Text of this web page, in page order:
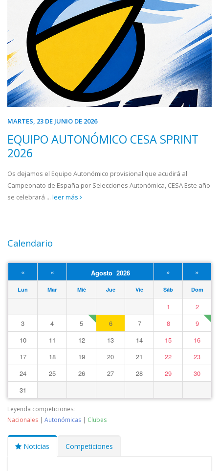
MARTES, 23 DE JUNIO DE 2026
EQUIPO AUTONÓMICO CESA SPRINT
2026
Os dejamos el Equipo Autonómico provisional que acudirá al
Campeonato de España por Selecciones Autonómica, CESA Este año
se celebrará ... leer más
Calendario
« « Agosto 2026 » »
Lun Mar Mié Jue Vie Sáb Dom
1
2
3
4 5 6 7 8
9
10
11 12 13 14 15
16
17
18 19 20 21 22
23
24
25 26 27 28 29
30
31
Leyenda competiciones:
Nacionales | Autonómicas | Clubes
Noticias Competiciones